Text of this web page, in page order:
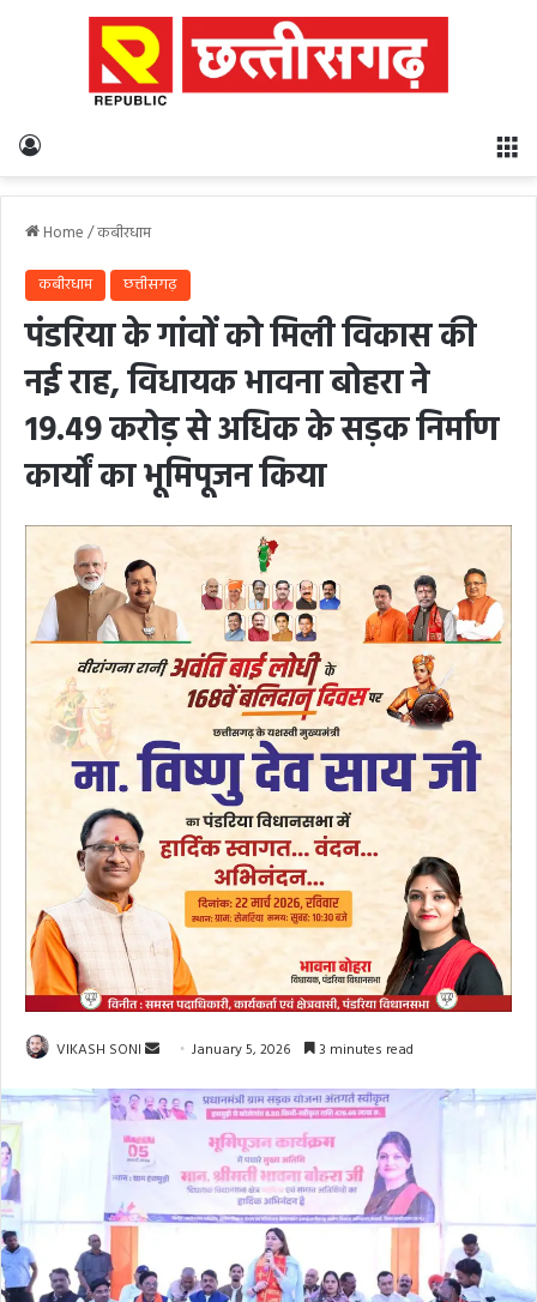
Home/कबीरधाम
कबीरधाम छत्तीसगढ़
पंडरिया के गांवों को मिली विकास की
नई राह, विधायक भावना बोहरा ने
19.49 करोड़ से अधिक के सड़क निर्माण
कार्यों का भूमिपूजन किया
VIKASH SONI
Send
email
January 5, 2026 3 minutes read